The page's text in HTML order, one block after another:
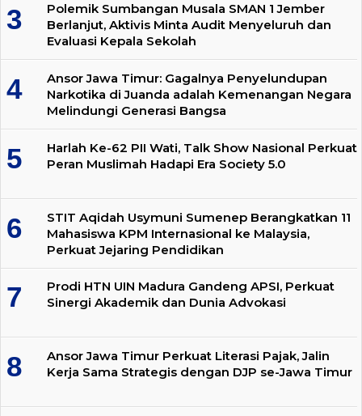
Polemik Sumbangan Musala SMAN 1 Jember
Berlanjut, Aktivis Minta Audit Menyeluruh dan
Evaluasi Kepala Sekolah
Ansor Jawa Timur: Gagalnya Penyelundupan
Narkotika di Juanda adalah Kemenangan Negara
Melindungi Generasi Bangsa
Harlah Ke-62 PII Wati, Talk Show Nasional Perkuat
Peran Muslimah Hadapi Era Society 5.0
STIT Aqidah Usymuni Sumenep Berangkatkan 11
Mahasiswa KPM Internasional ke Malaysia,
Perkuat Jejaring Pendidikan
Prodi HTN UIN Madura Gandeng APSI, Perkuat
Sinergi Akademik dan Dunia Advokasi
Ansor Jawa Timur Perkuat Literasi Pajak, Jalin
Kerja Sama Strategis dengan DJP se-Jawa Timur